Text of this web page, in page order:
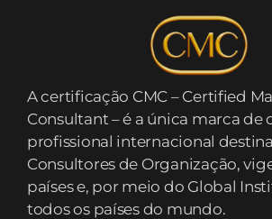
A certificação CMC – Certified
Consultant – é a única marca de
profissional internacional
Consultores de Organização,
países e, por meio do Global
todos os países do mundo.